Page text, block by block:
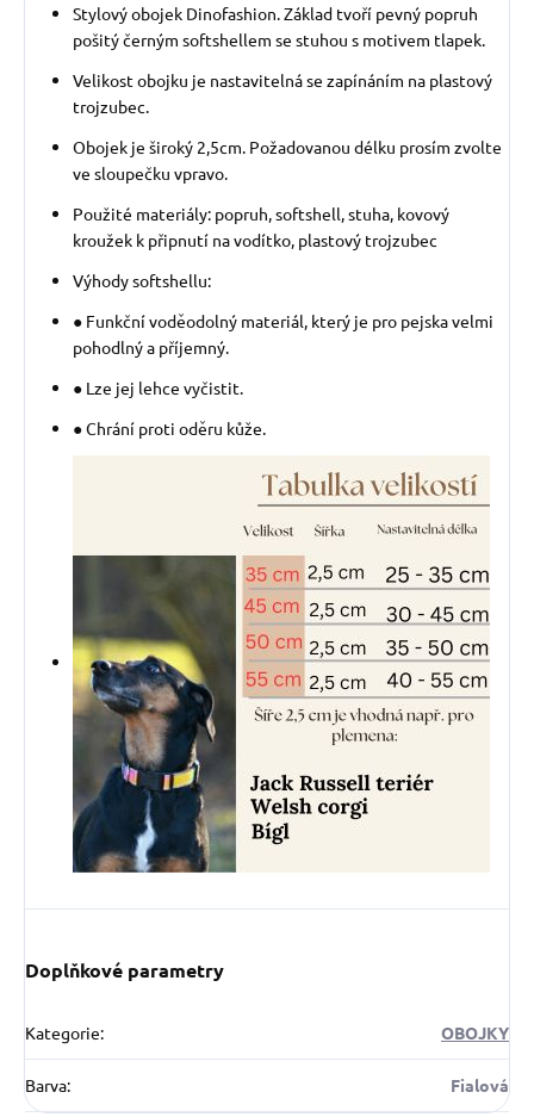
Stylový obojek Dinofashion. Základ tvoří pevný popruh
pošitý černým softshellem se stuhou s motivem tlapek.
Velikost obojku je nastavitelná se zapínáním na plastový
trojzubec.
Obojek je široký 2,5cm. Požadovanou délku prosím zvolte
ve sloupečku vpravo.
Použité materiály: popruh, softshell, stuha, kovový
kroužek k připnutí na vodítko, plastový trojzubec
Výhody softshellu:
● Funkční voděodolný materiál, který je pro pejska velmi
pohodlný a příjemný.
● Lze jej lehce vyčistit.
● Chrání proti oděru kůže.
Doplňkové parametry
Kategorie: OBOJKY
Barva: Fialová